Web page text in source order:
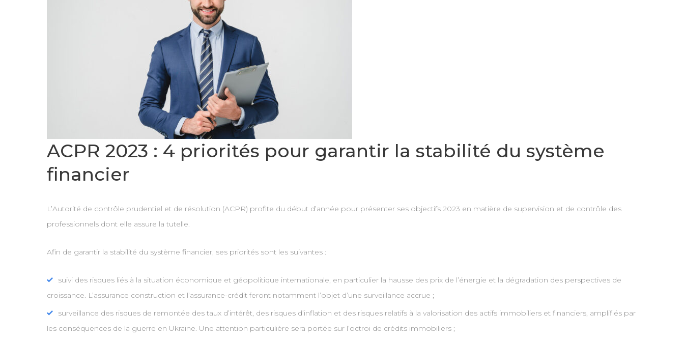
ACPR 2023 : 4 priorités pour garantir la stabilité du système
financier
L’Autorité de contrôle prudentiel et de résolution (ACPR) profite du début d’année pour présenter ses objectifs 2023 en matière de supervision et de contrôle des
professionnels dont elle assure la tutelle.
Afin de garantir la stabilité du système financier, ses priorités sont les suivantes :
suivi des risques liés à la situation économique et géopolitique internationale, en particulier la hausse des prix de l’énergie et la dégradation des perspectives de
croissance. L’assurance construction et l’assurance-crédit feront notamment l’objet d’une surveillance accrue ;
surveillance des risques de remontée des taux d’intérêt, des risques d’inflation et des risques relatifs à la valorisation des actifs immobiliers et financiers, amplifiés par
les conséquences de la guerre en Ukraine. Une attention particulière sera portée sur l’octroi de crédits immobiliers ;